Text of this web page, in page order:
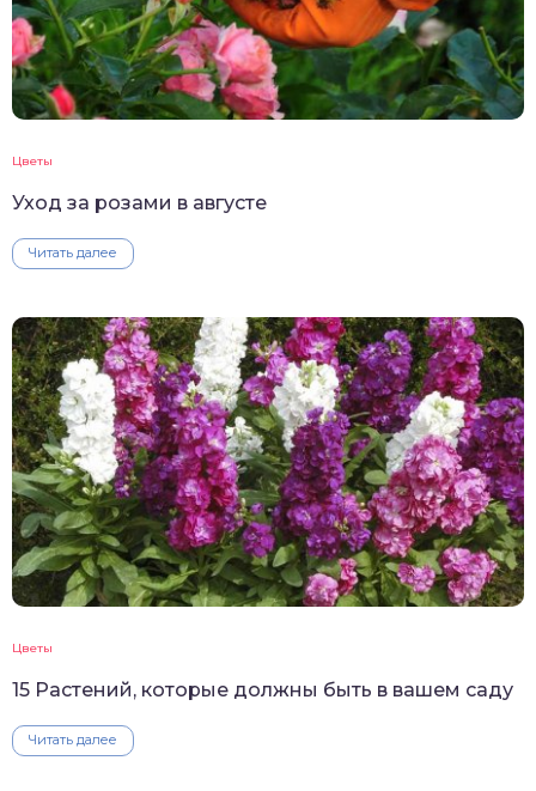
Цветы
Уход за розами в августе
Читать далее
Цветы
15 Растений, которые должны быть в вашем саду
Читать далее